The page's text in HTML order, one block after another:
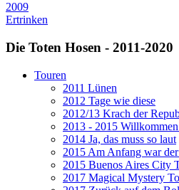
2009
Ertrinken
Die Toten Hosen - 2011-2020
Touren
2011 Lünen
2012 Tage wie diese
2012/13 Krach der
2013 - 2015
2014 Ja, das muss so laut
2015 Am Anfang war
2015 Buenos Aires City
2017 Magical Mystery